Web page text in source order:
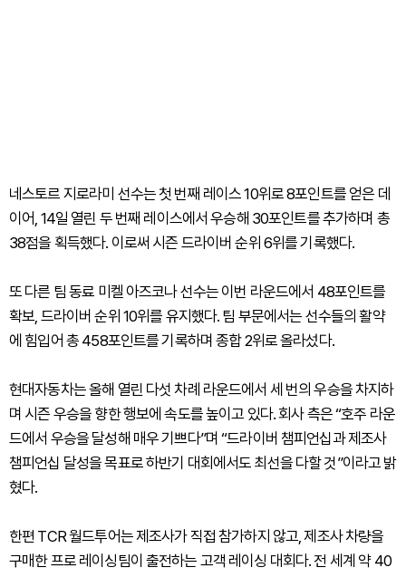
네스토르 지로라미 선수는 첫 번째 레이스 10위로 8포인트를 얻은 데
이어, 14일 열린 두 번째 레이스에서 우승해 30포인트를 추가하며 총
38점을 획득했다. 이로써 시즌 드라이버 순위 6위를 기록했다.
또 다른 팀 동료 미켈 아즈코나 선수는 이번 라운드에서 48포인트를
확보, 드라이버 순위 10위를 유지했다. 팀 부문에서는 선수들의 활약
에 힘입어 총 458포인트를 기록하며 종합 2위로 올라섰다.
현대자동차는 올해 열린 다섯 차례 라운드에서 세 번의 우승을 차지하
며 시즌 우승을 향한 행보에 속도를 높이고 있다. 회사 측은 “호주 라운
드에서 우승을 달성해 매우 기쁘다”며 “드라이버 챔피언십과 제조사
챔피언십 달성을 목표로 하반기 대회에서도 최선을 다할 것”이라고 밝
혔다.
한편 TCR 월드투어는 제조사가 직접 참가하지 않고, 제조사 차량을
구매한 프로 레이싱팀이 출전하는 고객 레이싱 대회다. 전 세계 약 40